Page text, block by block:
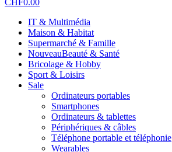
CHF0.00
IT & Multimédia
Maison & Habitat
Supermarché & Famille
NouveauBeauté & Santé
Bricolage & Hobby
Sport & Loisirs
Sale
Ordinateurs portables
Smartphones
Ordinateurs & tablettes
Périphériques & câbles
Téléphone portable et téléphonie
Wearables